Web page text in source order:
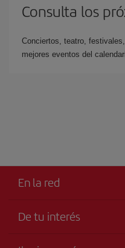
Consulta los
Conciertos, teatro,
mejores eventos del
En la red
De tu interés